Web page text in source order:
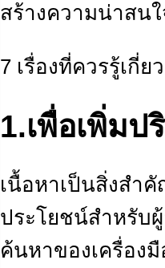
สร้างความน่าสน
7 เรื่องที่ควรรู้เกี่
1.เพื่อเพิ่ม
เนื้อหาเป็นสิ่งสำ
ประโยชน์สำหรับ
ค้นหาของเครื่องมื